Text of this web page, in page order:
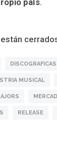
país.
DISCOGRAFICAS
MUSICAL
RELEASE